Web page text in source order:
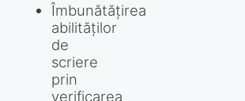
Îmbunătățirea
abilităților
de
scriere
prin
verificarea